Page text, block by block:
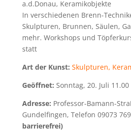
a.d.Donau, Keramikobjekte
In verschiedenen Brenn-
Skulpturen, Brunnen, Säulen,
mehr. Workshops und
statt
Art der Kunst: Skulpturen,
Geöffnet: Sonntag, 20. Juli
Adresse: Professor-Bamann-
Gundelfingen, Telefon 09073
barrierefrei)